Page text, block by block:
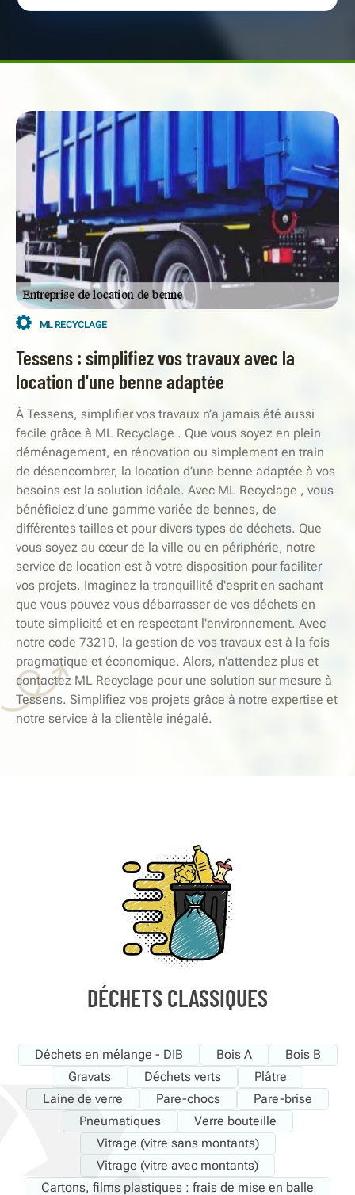
ML RECYCLAGE
Tessens : simplifiez vos travaux avec la
location d'une benne adaptée
À Tessens, simplifier vos travaux n’a jamais été aussi
facile grâce à ML Recyclage . Que vous soyez en plein
déménagement, en rénovation ou simplement en train
de désencombrer, la location d’une benne adaptée à vos
besoins est la solution idéale. Avec ML Recyclage , vous
bénéficiez d’une gamme variée de bennes, de
différentes tailles et pour divers types de déchets. Que
vous soyez au cœur de la ville ou en périphérie, notre
service de location est à votre disposition pour faciliter
vos projets. Imaginez la tranquillité d'esprit en sachant
que vous pouvez vous débarrasser de vos déchets en
toute simplicité et en respectant l'environnement. Avec
notre code 73210, la gestion de vos travaux est à la fois
pragmatique et économique. Alors, n’attendez plus et
contactez ML Recyclage pour une solution sur mesure à
Tessens. Simplifiez vos projets grâce à notre expertise et
notre service à la clientèle inégalé.
DÉCHETS CLASSIQUES
Déchets en mélange - DIB Bois A
Bois B
Gravats
Déchets verts
Plâtre
Laine de verre
Pare-chocs
Pare-brise
Pneumatiques
Verre bouteille
Vitrage (vitre sans montants)
Vitrage (vitre avec montants)
Cartons, films plastiques : frais de mise en balle